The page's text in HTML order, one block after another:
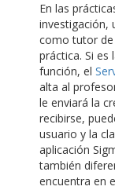
En las
investigación,
como tutor de
práctica. Si es
función, el
alta al
le enviará la
recibirse,
usuario y la
aplicación
también
encuentra en